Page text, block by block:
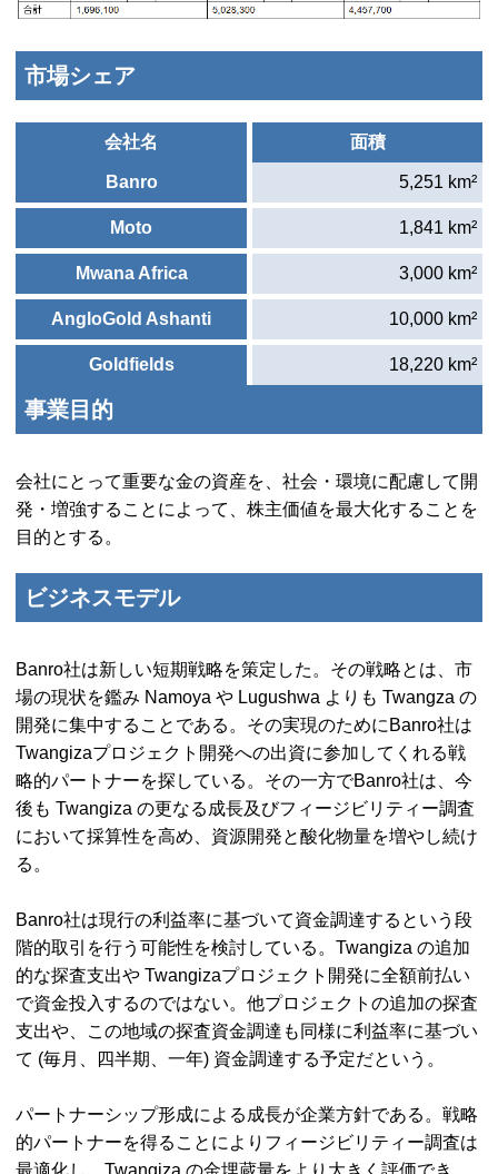
市場シェア
会社名 面積
Banro 5,251 km²
Moto 1,841 km²
Mwana Africa 3,000 km²
AngloGold Ashanti 10,000 km²
Goldfields 18,220 km²
事業目的
会社にとって重要な金の資産を、社会・環境に配慮して開
発・増強することによって、株主価値を最大化することを
目的とする。
ビジネスモデル
Banro社は新しい短期戦略を策定した。その戦略とは、市
場の現状を鑑み Namoya や Lugushwa よりも Twangza の
開発に集中することである。その実現のためにBanro社は
Twangizaプロジェクト開発への出資に参加してくれる戦
略的パートナーを探している。その一方でBanro社は、今
後も Twangiza の更なる成長及びフィージビリティー調査
において採算性を高め、資源開発と酸化物量を増やし続け
る。
Banro社は現行の利益率に基づいて資金調達するという段
階的取引を行う可能性を検討している。 Twangiza の追加
的な探査支出や Twangizaプロジェクト開発に全額前払い
で資金投入するのではない。他プロジェクトの追加の探査
支出や、この地域の探査資金調達も同様に利益率に基づい
て (毎月、四半期、一年) 資金調達する予定だという。
パートナーシップ形成による成長が企業方針である。戦略
的パートナーを得ることによりフィージビリティー調査は
最適化し、Twangiza の金埋蔵量をより大きく評価でき